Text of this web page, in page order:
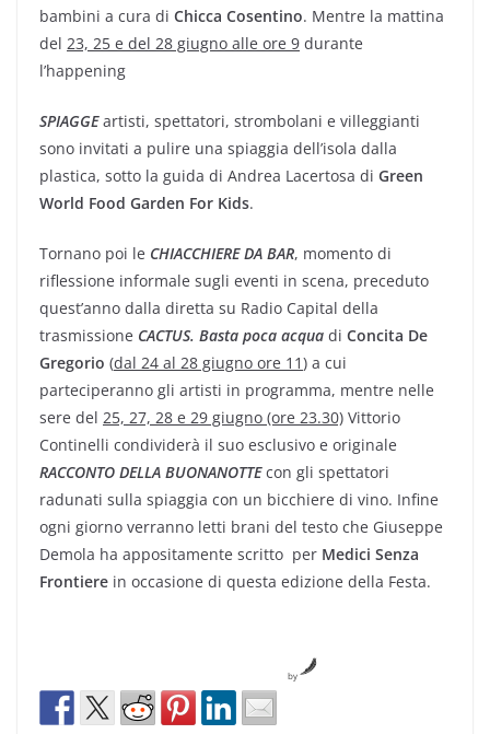
bambini a cura di Chicca Cosentino. Mentre la mattina
del 23, 25 e del 28 giugno alle ore 9 durante
l’happening
SPIAGGEartisti, spettatori, strombolani e villeggianti
sono invitati a pulire una spiaggia dell’isola dalla
plastica, sotto la guida di Andrea Lacertosa di Green
World Food Garden For Kids.
Tornano poi le CHIACCHIERE DA BAR, momento di
riflessione informale sugli eventi in scena, preceduto
quest’anno dalla diretta su Radio Capital della
trasmissione CACTUS. Basta poca acqua di Concita De
Gregorio (dal 24 al 28 giugno ore 11) a cui
parteciperanno gli artisti in programma, mentre nelle
sere del 25, 27, 28 e 29 giugno (ore 23.30) Vittorio
Continelli condividerà il suo esclusivo e originale
RACCONTO DELLA BUONANOTTEcon gli spettatori
radunati sulla spiaggia con un bicchiere di vino. Infine
ogni giorno verranno letti brani del testo che Giuseppe
Demola ha appositamente scritto per Medici Senza
Frontiere in occasione di questa edizione della Festa.
by